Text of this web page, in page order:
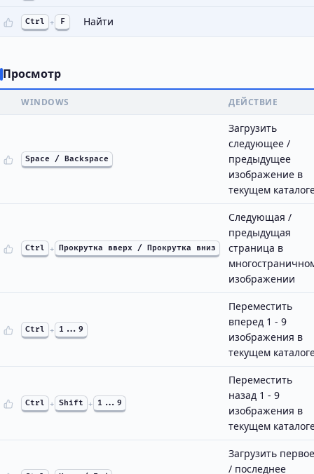
Ctrl + F Найти
Просмотр
WINDOWS ДЕЙСТВИЕ
Space / Backspace
Загрузить
следующее /
предыдущее
изображение в
текущем
Ctrl + Прокрутка вверх / Прокрутка вниз
Следующая /
предыдущая
страница в
изображении
Ctrl + 1...9
Переместить
вперед 1 - 9
изображения в
текущем
Ctrl + Shift + 1...9
Переместить
назад 1 - 9
изображения в
текущем
Загрузить первое
/ последнее